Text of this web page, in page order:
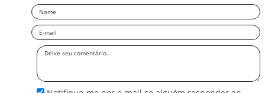
Nome
Email
Deixe
comentário